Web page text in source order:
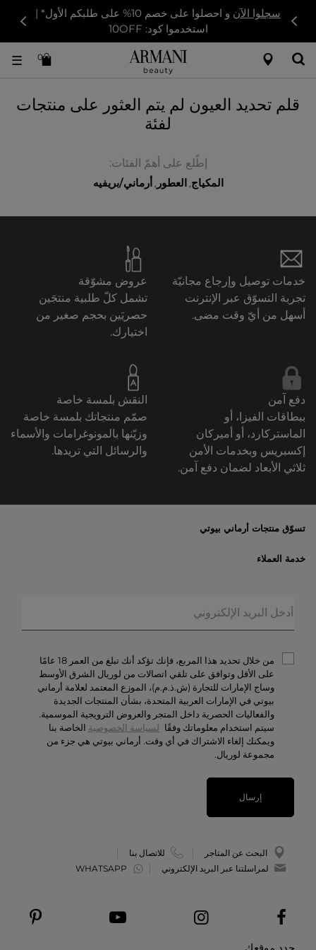
سجلوا الآن
و احصلوا على خصم 10% على طلبكم الأول* |
استخدموا كود: 10OFF
0
☰
قلم تحديد العيون لم يتم العثور على منتجات
لفئة
إطّلع على أهمّ الفئات:
المكياج, العطور , أرماني/بريفيه
خدمات توصيل وإرجاع مجانيّة
تجربة التسوّق عبر الإنترنت
أسهل من أيّ وقت مضى.
عروض مشوّقة
تشمل كلّ طلبية منتجَين
حصريَين بحجم صغير من
اختيارك.
دفع آمن
ببطاقات الفيزا، أو
الماستركارد، أو أميركان
إكسبريس وبخدمات الأمن
ثلاثي الأبعاد لضمان دفع آمن.
النقش بلمسة خاصة
صمّم منتجاتك بلمسة خاصة
وزيّنها بالمونوغرامات والأسماء
والرسائل التي تريدها.
تسوّق منتجات أرماني بيوتي
العروض الحصريّة
المكياج
العطور
خدمة العملاء
حالة الطلبيّة
الخصوصيّة والأمن
الشروط والأحكام
تواصل معنا
الوظائف
من خلال تحديد هذا المربع، فإنك تؤكد أنك تبلغ من العمر 18 عامًا
على الأقل وتوافق على تلقي اتصالات من لوريال الشرق الأوسط
وساج الإمارات للتجارة (ش.ذ.م.م)، الموزع المعتمد لعلامة أرماني
بيوتي في الإمارات العربية المتحدة، بشأن المنتجات الجديدة
والفعاليات الحصرية داخل المتجر والعروض الترويجية الموسمية.
سيتم استخدام معلوماتك وفقًا لسياسة الخصوصية الخاصة بنا
ويمكنك إلغاء الاشتراك في أي وقت. أرماني بيوتي هي جزء من
مجموعة لوريال.
إرسال
البحث عن المتاجر
للاتصال بنا
لمراسلتنا عبر البريد الإلكتروني
WHATSAPP
حدد موقعك